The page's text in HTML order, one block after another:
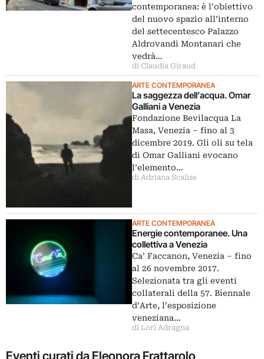
contemporanea: è l’obiettivo
del nuovo spazio all’interno
del settecentesco Palazzo
Aldrovandi Montanari che
vedrà…
di Claudia Giraud
ARTE CONTEMPORANEA
La saggezza dell’acqua. Omar
Galliani a Venezia
Fondazione Bevilacqua La
Masa, Venezia – fino al 3
dicembre 2019. Gli oli su tela
di Omar Galliani evocano
l’elemento…
di Adriana Scalise
ARTE CONTEMPORANEA
Energie contemporanee. Una
collettiva a Venezia
Ca’ Faccanon, Venezia – fino
al 26 novembre 2017.
Selezionata tra gli eventi
collaterali della 57. Biennale
d’Arte, l’esposizione
veneziana…
di Lori Adragna
Eventi curati da Eleonora Frattarolo